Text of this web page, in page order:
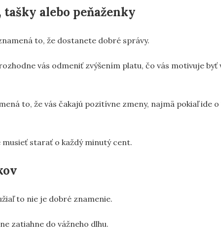
alebo peňaženky
to, že dostanete dobré správy.
vás odmeniť zvýšením platu, čo vás motivuje byť
to, že vás čakajú pozitívne zmeny, najmä pokiaľ ide o
musieť starať o každý minutý cent.
to nie je dobré znamenie.
zatiahne do vážneho dlhu.